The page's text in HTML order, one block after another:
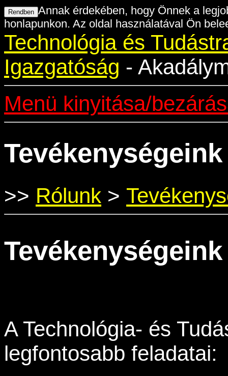
Annak érdekében, hogy Önnek a
honlapunkon. Az oldal használatával Ön
Technológia és
Igazgatóság -
Menü kinyitása/
Tevékenységeink
>> Rólunk >
Tevékenységeink
A Technológia- és
legfontosabb feladatai: